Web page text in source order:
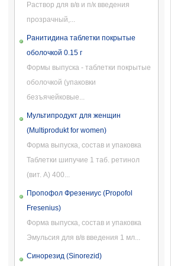
Раствор для в/в и п/к введения
прозрачный,...
Ранитидина таблетки покрытые
оболочкой 0.15 г
Формы выпуска - таблетки покрытые
оболочкой (упаковки
безъячейковые...
Мультипродукт для женщин
(Multiprodukt for women)
Форма выпуска, состав и упаковка
Таблетки шипучие 1 таб. ретинол
(вит. А) 400...
Пропофол Фрезениус (Propofol
Fresenius)
Форма выпуска, состав и упаковка
Эмульсия для в/в введения 1 мл...
Синорезид (Sinorezid)